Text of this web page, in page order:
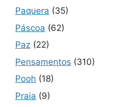
Paquera (35)
Páscoa (62)
Paz (22)
Pensamentos (310)
Pooh (18)
Praia (9)